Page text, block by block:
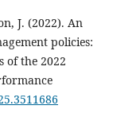
J. (2022). An
policies:
of the 2022